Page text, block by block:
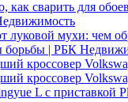
как сварить для
луковой мухи: чем
борьбы | РБК
кроссовер
кроссовер
L с приставкой